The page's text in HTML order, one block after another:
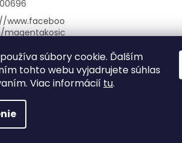
súbory cookie. Ďalším
tohto webu vyjadrujete súhlas
Viac informácií tu.
www.faceboo
magentakosic